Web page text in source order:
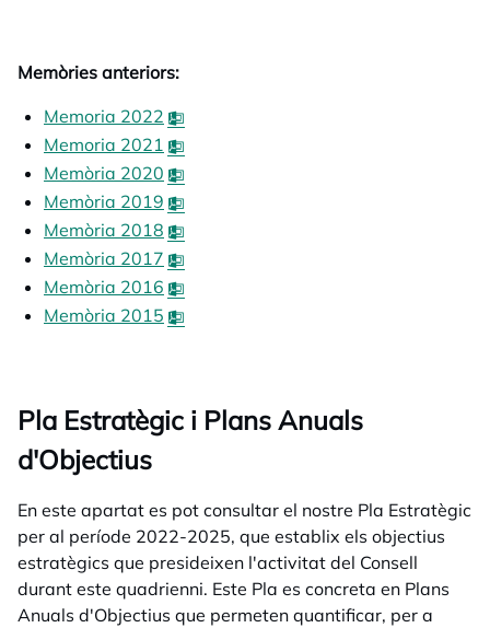
Memòries anteriors:
Memoria 2022
Memoria 2021
Memòria 2020
Memòria 2019
Memòria 2018
Memòria 2017
Memòria 2016
Memòria 2015
Pla Estratègic i Plans Anuals
d'Objectius
En este apartat es pot consultar el nostre Pla Estratègic
per al període 2022-2025, que establix els objectius
estratègics que presideixen l'activitat del Consell
durant este quadrienni. Este Pla es concreta en Plans
Anuals d'Objectius que permeten quantificar, per a